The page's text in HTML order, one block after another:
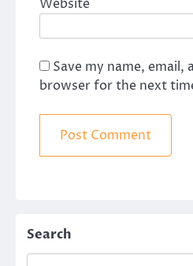
Website
Save my name, email,
browser for the next
Search